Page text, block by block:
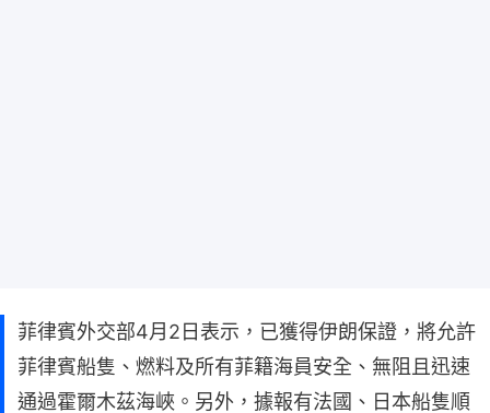
菲律賓外交部4月2日表示，已獲得伊朗保證，將允許
菲律賓船隻、燃料及所有菲籍海員安全、無阻且迅速
通過霍爾木茲海峽。另外，據報有法國、日本船隻順